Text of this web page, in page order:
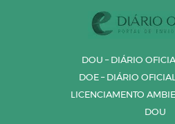
DOU – DIÁRIO
DOE – DIÁRIO
LICENCIAMENTO
DOU